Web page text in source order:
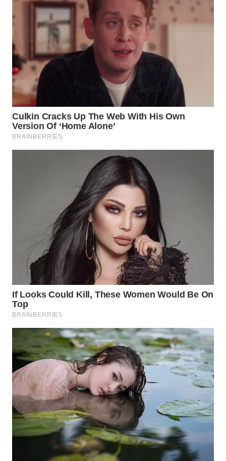
NEWS
WAHANA
TANI
WAHANA
ADVOKAT
WAHANA
INFRASTRUKTUR
WAHANA
TRAVEL
WAHANA
TV
WAHANANEWS
ID
WAHANANEWS
CO ID
WAHANANEWS
NET
WAHANA
SPORT